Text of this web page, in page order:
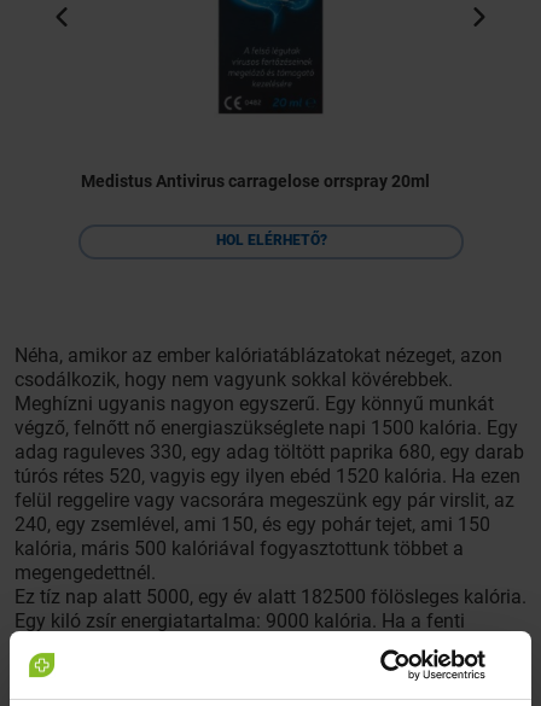
Medistus Antivirus carragelose orrspray 20ml
HOL ELÉRHETŐ?
Néha, amikor az ember kalóriatáblázatokat nézeget, azon
csodálkozik, hogy nem vagyunk sokkal kövérebbek.
Meghízni ugyanis nagyon egyszerű. Egy könnyű munkát
végző, felnőtt nő energiaszükséglete napi 1500 kalória. Egy
adag raguleves 330, egy adag töltött paprika 680, egy darab
túrós rétes 520, vagyis egy ilyen ebéd 1520 kalória. Ha ezen
felül reggelire vagy vacsorára megeszünk egy pár virslit, az
240, egy zsemlével, ami 150, és egy pohár tejet, ami 150
kalória, máris 500 kalóriával fogyasztottunk többet a
megengedettnél.
Ez tíz nap alatt 5000, egy év alatt 182500 fölösleges kalória.
Egy kiló zsír energiatartalma: 9000 kalória. Ha a fenti
mennyiségeket vesszük magunkhoz, akkor egy év alatt több
mint húsz kiló zsír rakódik le rajtunk.
Persze ez fordítva is igaz. Ha naponta csupán 500